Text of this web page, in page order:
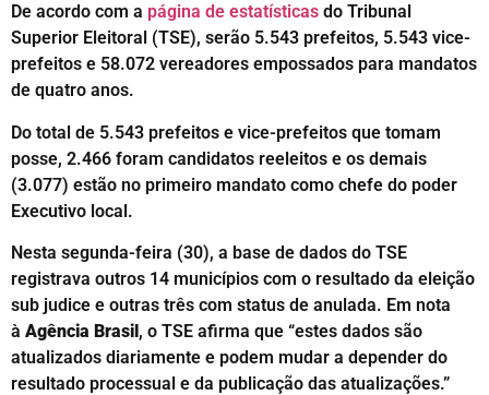
De acordo com a página de estatísticas do Tribunal
Superior Eleitoral (TSE), serão 5.543 prefeitos, 5.543 vice-
prefeitos e 58.072 vereadores empossados para mandatos
de quatro anos.
Do total de 5.543 prefeitos e vice-prefeitos que tomam
posse, 2.466 foram candidatos reeleitos e os demais
(3.077) estão no primeiro mandato como chefe do poder
Executivo local.
Nesta segunda-feira (30), a base de dados do TSE
registrava outros 14 municípios com o resultado da eleição
sub judice e outras três com status de anulada. Em nota
à Agência Brasil, o TSE afirma que “estes dados são
atualizados diariamente e podem mudar a depender do
resultado processual e da publicação das atualizações.”